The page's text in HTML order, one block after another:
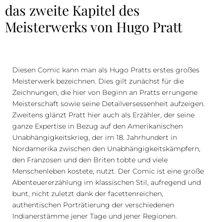
das zweite Kapitel des
Meisterwerks von Hugo Pratt
Diesen Comic kann man als Hugo Pratts erstes großes
Meisterwerk bezeichnen. Dies gilt zunächst für die
Zeichnungen, die hier von Beginn an Pratts errungene
Meisterschaft sowie seine Detailversessenheit aufzeigen.
Zweitens glänzt Pratt hier auch als Erzähler, der seine
ganze Expertise in Bezug auf den Amerikanischen
Unabhängigkeitskrieg, der im 18. Jahrhundert in
Nordamerika zwischen den Unabhängigkeitskämpfern,
den Franzosen und den Briten tobte und viele
Menschenleben kostete, nutzt. Der Comic ist eine große
Abenteuererzählung im klassischen Stil, aufregend und
bunt, nicht zuletzt dank der facettenreichen,
authentischen Porträtierung der verschiedenen
Indianerstämme jener Tage und jener Regionen.